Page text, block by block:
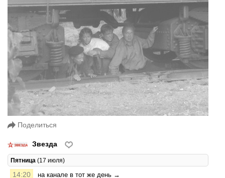
Поделиться
Звезда
Пятница (17 июля)
14:20 на канале в тот же день →